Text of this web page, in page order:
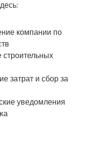
компании по
затрат и сбор за
уведомления